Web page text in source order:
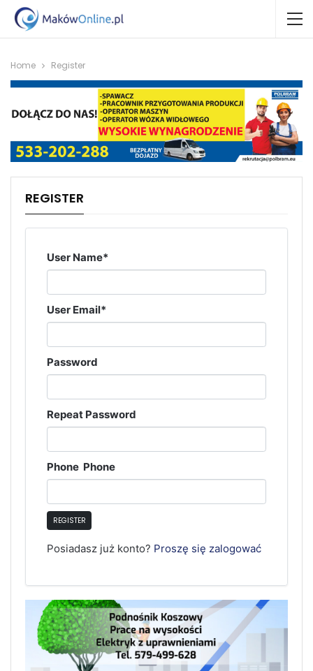
Home Register
REGISTER
User Name*
User Email*
Password
Repeat Password
Phone Phone
REGISTER
Posiadasz już konto? Proszę się zalogować